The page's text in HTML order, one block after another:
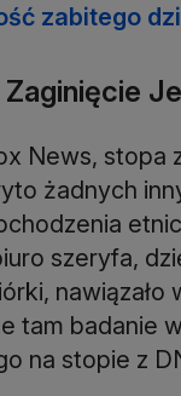
zabitego
News, stopa
żadnych
szeryfa,
nawiązało
tam badanie
na stopie z